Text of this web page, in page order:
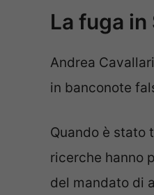
La fuga
Andrea
in banconote
Quando è stato
ricerche hanno
del mandato di